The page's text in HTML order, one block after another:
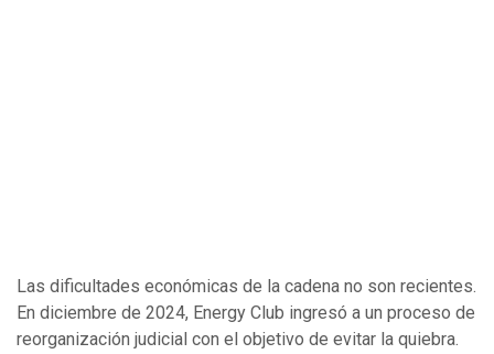
Las dificultades económicas de la cadena no son recientes.
En diciembre de 2024, Energy Club ingresó a un proceso de
reorganización judicial con el objetivo de evitar la quiebra.